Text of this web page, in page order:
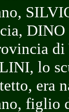
di
lo
era
figlio